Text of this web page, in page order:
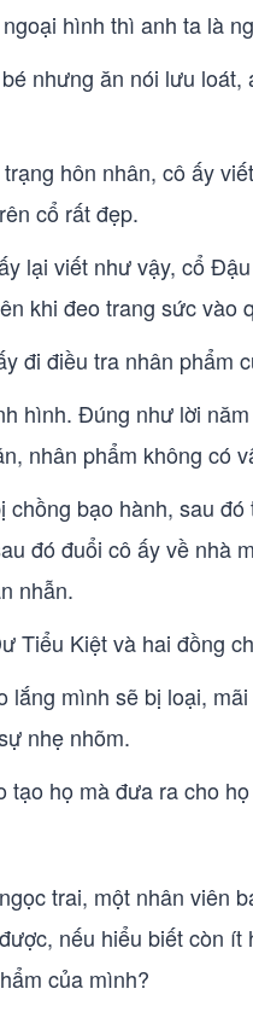
hình thì anh ta là
nhưng ăn nói lưu
hôn nhân, cô ấy
cổ rất đẹp.
lại viết như vậy, cổ
khi đeo trang sức vào
đi điều tra nhân phẩm
hình. Đúng như lời
nhân phẩm không có
bạo hành, sau
đó đuổi cô ấy về nhà
nhẫn.
Tiểu Kiệt và hai đồng
mình sẽ bị loại,
nhẹ nhõm.
tạo họ mà đưa ra cho
trai, một nhân viên
nếu hiểu biết còn
của mình?